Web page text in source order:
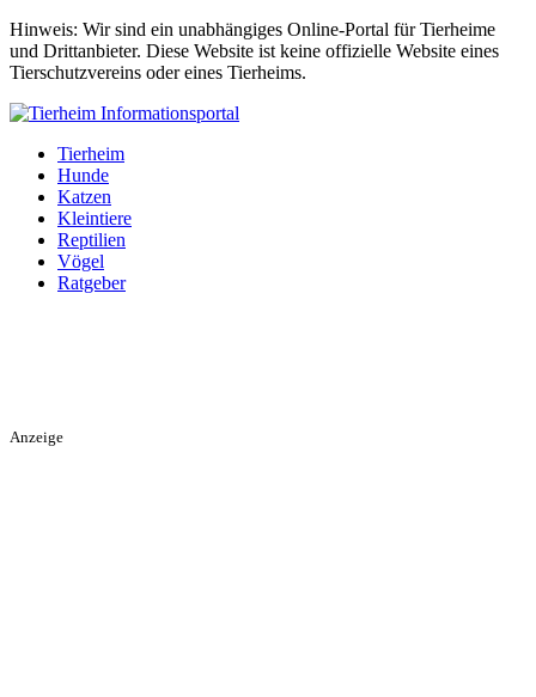
Hinweis: Wir sind ein unabhängiges Online-Portal für Tierheime
und Drittanbieter. Diese Website ist keine offizielle Website eines
Tierschutzvereins oder eines Tierheims.
Tierheim
Hunde
Katzen
Kleintiere
Reptilien
Vögel
Ratgeber
Anzeige